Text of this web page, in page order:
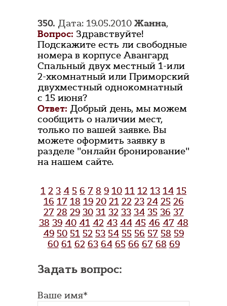
350. Дата: 19.05.2010 Жанна,
Вопрос: Здравствуйте!
Подскажите есть ли свободные
номера в корпусе Авангард
Спальный двух местный 1-или
2-хкомнатный или Приморский
двухместный однокомнатный
с 15 июня?
Ответ: Добрый день, мы можем
сообщить о наличии мест,
только по вашей заявке. Вы
можете оформить заявку в
разделе "онлайн бронирование"
на нашем сайте.
1 2 3 4 5 6 7 8 9 10 11 12 13 14 15
16 17 18 19 20 21 22 23 24 25 26
27 28 29 30 31 32 33 34 35 36 37
38 39 40 41 42 43 44 45 46 47 48
49 50 51 52 53 54 55 56 57 58 59
60 61 62 63 64 65 66 67 68 69
Задать вопрос:
Ваше имя*